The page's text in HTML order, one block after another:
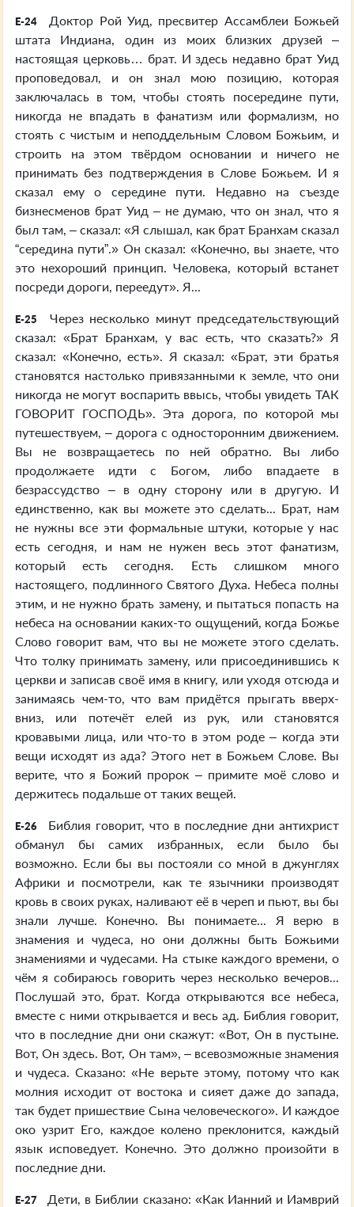
E-24
Доктор Рой Уид, пресвитер Ассамблеи Божьей
штата Индиана, один из моих близких друзей –
настоящая церковь… брат. И здесь недавно брат Уид
проповедовал, и он знал мою позицию, которая
заключалась в том, чтобы стоять посередине пути,
никогда не впадать в фанатизм или формализм, но
стоять с чистым и неподдельным Словом Божьим, и
строить на этом твёрдом основании и ничего не
принимать без подтверждения в Слове Божьем. И я
сказал ему о середине пути. Недавно на съезде
бизнесменов брат Уид – не думаю, что он знал, что я
был там, – сказал: «Я слышал, как брат Бранхам сказал
“середина пути”.» Он сказал: «Конечно, вы знаете, что
это нехороший принцип. Человека, который встанет
посреди дороги, переедут». Я...
E-25
Через несколько минут председательствующий
сказал: «Брат Бранхам, у вас есть, что сказать?» Я
сказал: «Конечно, есть». Я сказал: «Брат, эти братья
становятся настолько привязанными к земле, что они
никогда не могут воспарить ввысь, чтобы увидеть ТАК
ГОВОРИТ ГОСПОДЬ». Эта дорога, по которой мы
путешествуем, – дорога с односторонним движением.
Вы не возвращаетесь по ней обратно. Вы либо
продолжаете идти с Богом, либо впадаете в
безрассудство – в одну сторону или в другую. И
единственно, как вы можете это сделать... Брат, нам
не нужны все эти формальные штуки, которые у нас
есть сегодня, и нам не нужен весь этот фанатизм,
который есть сегодня. Есть слишком много
настоящего, подлинного Святого Духа. Небеса полны
этим, и не нужно брать замену, и пытаться попасть на
небеса на основании каких-то ощущений, когда Божье
Слово говорит вам, что вы не можете этого сделать.
Что толку принимать замену, или присоединившись к
церкви и записав своё имя в книгу, или уходя отсюда и
занимаясь чем-то, что вам придётся прыгать вверх-
вниз, или потечёт елей из рук, или становятся
кровавыми лица, или что-то в этом роде – когда эти
вещи исходят из ада? Этого нет в Божьем Слове. Вы
верите, что я Божий пророк – примите моё слово и
держитесь подальше от таких вещей.
E-26
Библия говорит, что в последние дни антихрист
обманул бы самих избранных, если было бы
возможно. Если бы вы постояли со мной в джунглях
Африки и посмотрели, как те язычники производят
кровь в своих руках, наливают её в череп и пьют, вы бы
знали лучше. Конечно. Вы понимаете... Я верю в
знамения и чудеса, но они должны быть Божьими
знамениями и чудесами. На стыке каждого времени, о
чём я собираюсь говорить через несколько вечеров...
Послушай это, брат. Когда открываются все небеса,
вместе с ними открывается и весь ад. Библия говорит,
что в последние дни они скажут: «Вот, Он в пустыне.
Вот, Он здесь. Вот, Он там», – всевозможные знамения
и чудеса. Сказано: «Не верьте этому, потому что как
молния исходит от востока и сияет даже до запада,
так будет пришествие Сына человеческого». И каждое
око узрит Его, каждое колено преклонится, каждый
язык исповедует. Конечно. Это должно произойти в
последние дни.
E-27
Дети, в Библии сказано: «Как Ианний и Иамврий